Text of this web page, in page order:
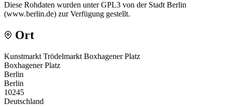
Diese Rohdaten wurden unter GPL3 von der Stadt Berlin
(www.berlin.de) zur Verfügung gestellt.
Ort
Kunstmarkt Trödelmarkt Boxhagener Platz
Boxhagener Platz
Berlin
Berlin
10245
Deutschland